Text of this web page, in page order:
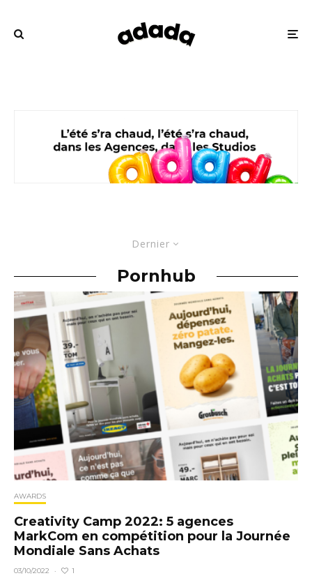
Dernier
Pornhub
AWARDS
Creativity Camp 2022: 5 agences
MarkCom en compétition pour la Journée
Mondiale Sans Achats
03/10/2022 · 1